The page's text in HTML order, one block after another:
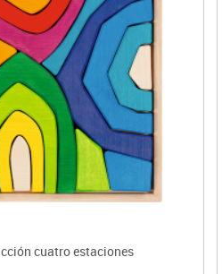
cuatro estaciones